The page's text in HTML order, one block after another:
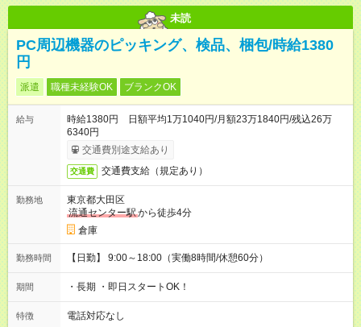
未読
PC周辺機器のピッキング、検品、梱包/時給1380
円
派遣 職種未経験OK ブランクOK
給与
時給1380円 日額平均1万1040円/月額23万1840円/残込26万
6340円
交通費別途支給あり
交通費 交通費支給（規定あり）
勤務地
東京都大田区
流通センター駅から徒歩4分
倉庫
勤務時間 【日勤】 9:00～18:00（実働8時間/休憩60分）
期間 ・長期 ・即日スタートOK！
特徴 電話対応なし